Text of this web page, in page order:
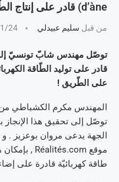
d’àne) قادر على إنتاج الطّاقة الكهربائيّة !
من قبل سليم عبيدلي 24
قادر على توليد الطّاقة
على الطّريق !
المهندس مكرم الكشباطي من
توصّل إلى تحقيق هذا
الجهة يدعى مروان بوعزيز
طاقة كهربائيّة قادرة على